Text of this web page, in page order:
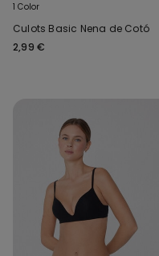
1 Color
Culots Basic Nena de Cotó
2,99 €